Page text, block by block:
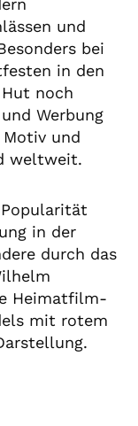
und
bei
in den
noch
Werbung
und
weltweit.
in der
durch das
Heimatfilm-
mit rotem